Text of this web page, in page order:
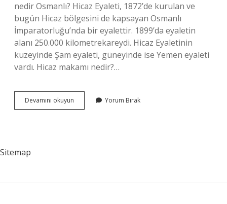
nedir Osmanlı? Hicaz Eyaleti, 1872’de kurulan ve
bugün Hicaz bölgesini de kapsayan Osmanlı
İmparatorluğu’nda bir eyalettir. 1899’da eyaletin
alanı 250.000 kilometrekareydi. Hicaz Eyaletinin
kuzeyinde Şam eyaleti, güneyinde ise Yemen eyaleti
vardı. Hicaz makamı nedir?…
Devamını okuyun
Kimlere
Yorum Bırak
Sitemap